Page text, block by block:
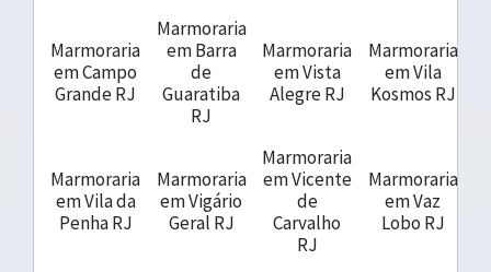
Marmoraria
em Campo
Grande RJ
Marmoraria
em Barra
de
Guaratiba
RJ
Marmoraria
em Vista
Alegre RJ
Marmoraria
em Vila
Kosmos RJ
Marmoraria
em Vila da
Penha RJ
Marmoraria
em Vigário
Geral RJ
Marmoraria
em Vicente
de
Carvalho
RJ
Marmoraria
em Vaz
Lobo RJ